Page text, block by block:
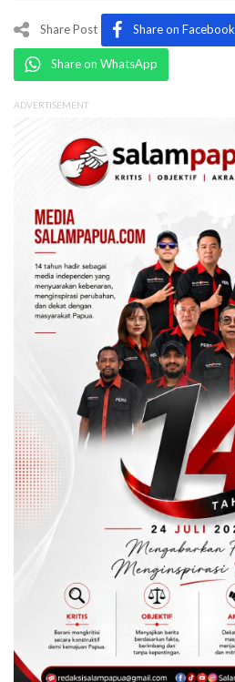
Share Post Share on Facebook
Share on WhatsApp
ADVERTISEMENT